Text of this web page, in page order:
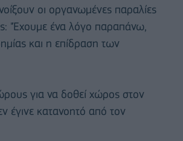
οι οργανωμένες παραλίες
"Έχουμε ένα λόγο παραπάνω,
και η επίδραση των
για να δοθεί χώρος στον
έγινε κατανοητό από τον